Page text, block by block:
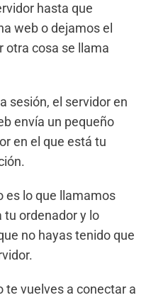
hasta que
web o dejamos el
otra cosa se llama
sesión, el servidor en
envía un pequeño
en el que está tu
es lo que llamamos
tu ordenador y lo
no hayas tenido que
te vuelves a conectar a